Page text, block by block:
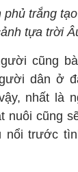
trắng
tựa trời
cũng
dân ở
nhất là
nuôi cũng
nổi trước